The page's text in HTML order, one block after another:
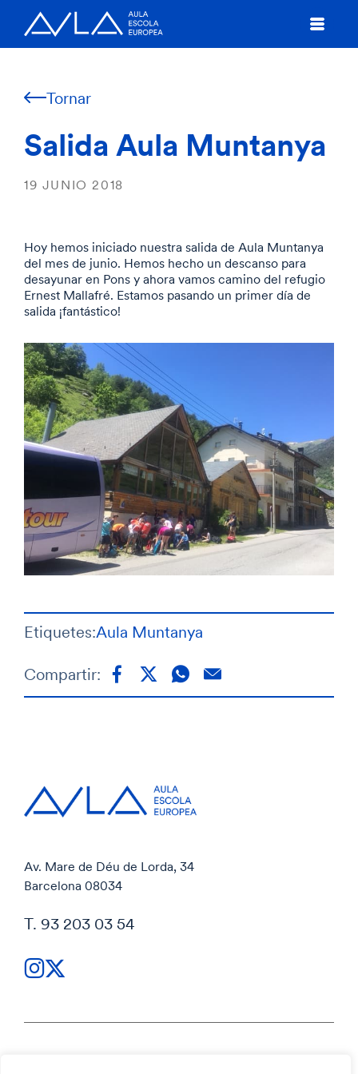
Tornar
Salida Aula Muntanya
19 JUNIO 2018
Hoy hemos iniciado nuestra salida de Aula Muntanya
del mes de junio. Hemos hecho un descanso para
desayunar en Pons y ahora vamos camino del refugio
Ernest Mallafré. Estamos pasando un primer día de
salida ¡fantástico!
Etiquetes:Aula Muntanya
Compartir:
Av. Mare de Déu de Lorda, 34
Barcelona 08034
T. 93 203 03 54